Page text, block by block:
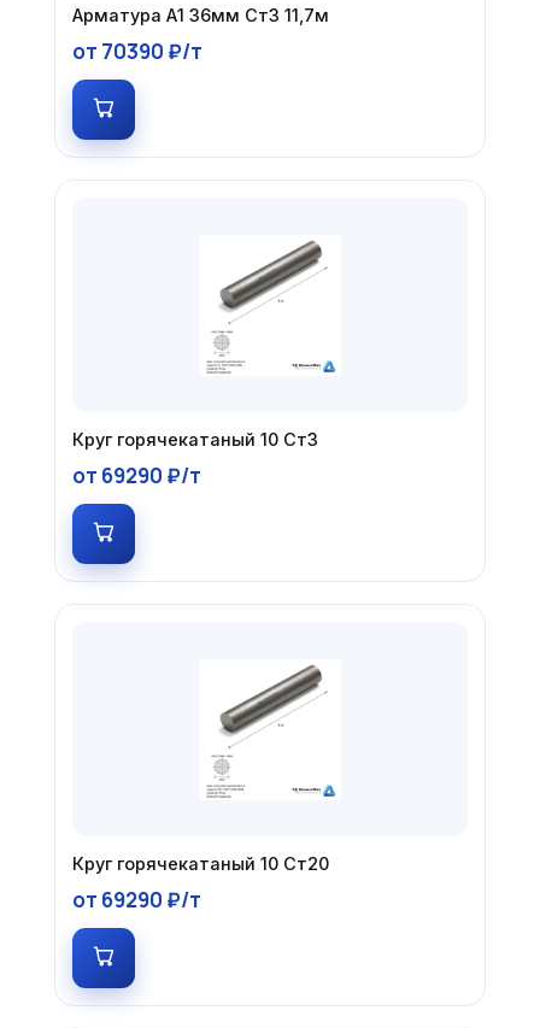
Арматура А1 36мм Ст3 11,7м
от 70390 ₽/т
Круг горячекатаный 10 Ст3
от 69290 ₽/т
Круг горячекатаный 10 Ст20
от 69290 ₽/т